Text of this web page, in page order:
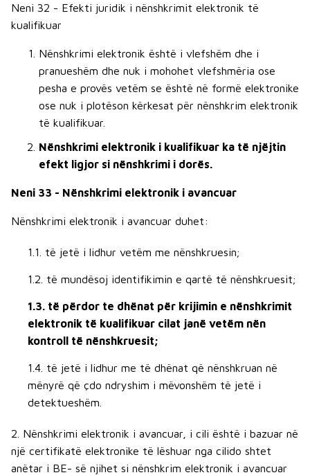
Neni 32 - Efekti juridik i nënshkrimit elektronik të
kualifikuar
Nënshkrimi elektronik është i vlefshëm dhe i
pranueshëm dhe nuk i mohohet vlefshmëria ose
pesha e provës vetëm se është në formë elektronike
ose nuk i plotëson kërkesat për nënshkrim elektronik
të kualifikuar.
Nënshkrimi elektronik i kualifikuar ka të njëjtin
efekt ligjor si nënshkrimi i dorës.
Neni 33 - Nënshkrimi elektronik i avancuar
Nënshkrimi elektronik i avancuar duhet:
1.1. të jetë i lidhur vetëm me nënshkruesin;
1.2. të mundësoj identifikimin e qartë të nënshkruesit;
1.3. të përdor te dhënat për krijimin e nënshkrimit
elektronik të kualifikuar cilat janë vetëm nën
kontroll të nënshkruesit;
1.4. të jetë i lidhur me të dhënat që nënshkruan në
mënyrë që çdo ndryshim i mëvonshëm të jetë i
detektueshëm.
2. Nënshkrimi elektronik i avancuar, i cili është i bazuar në
një certifikatë elektronike të lëshuar nga cilido shtet
anëtar i BE- së njihet si nënshkrim elektronik i avancuar